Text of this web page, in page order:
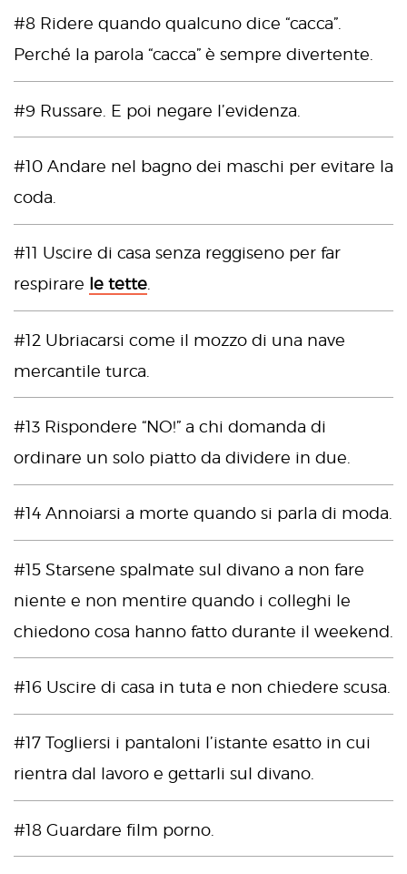
#8 Ridere quando qualcuno dice “cacca”.
Perché la parola “cacca” è sempre divertente.
#9 Russare. E poi negare l’evidenza.
#10 Andare nel bagno dei maschi per evitare la
coda.
#11 Uscire di casa senza reggiseno per far
respirare le tette
#12 Ubriacarsi come il mozzo di una nave
mercantile turca.
#13 Rispondere “NO!” a chi domanda di
ordinare un solo piatto da dividere in due.
#14 Annoiarsi a morte quando si parla di moda.
#15 Starsene spalmate sul divano a non fare
niente e non mentire quando i colleghi le
chiedono cosa hanno fatto durante il weekend.
#16 Uscire di casa in tuta e non chiedere scusa.
#17 Togliersi i pantaloni l’istante esatto in cui
rientra dal lavoro e gettarli sul divano.
#18 Guardare film porno.